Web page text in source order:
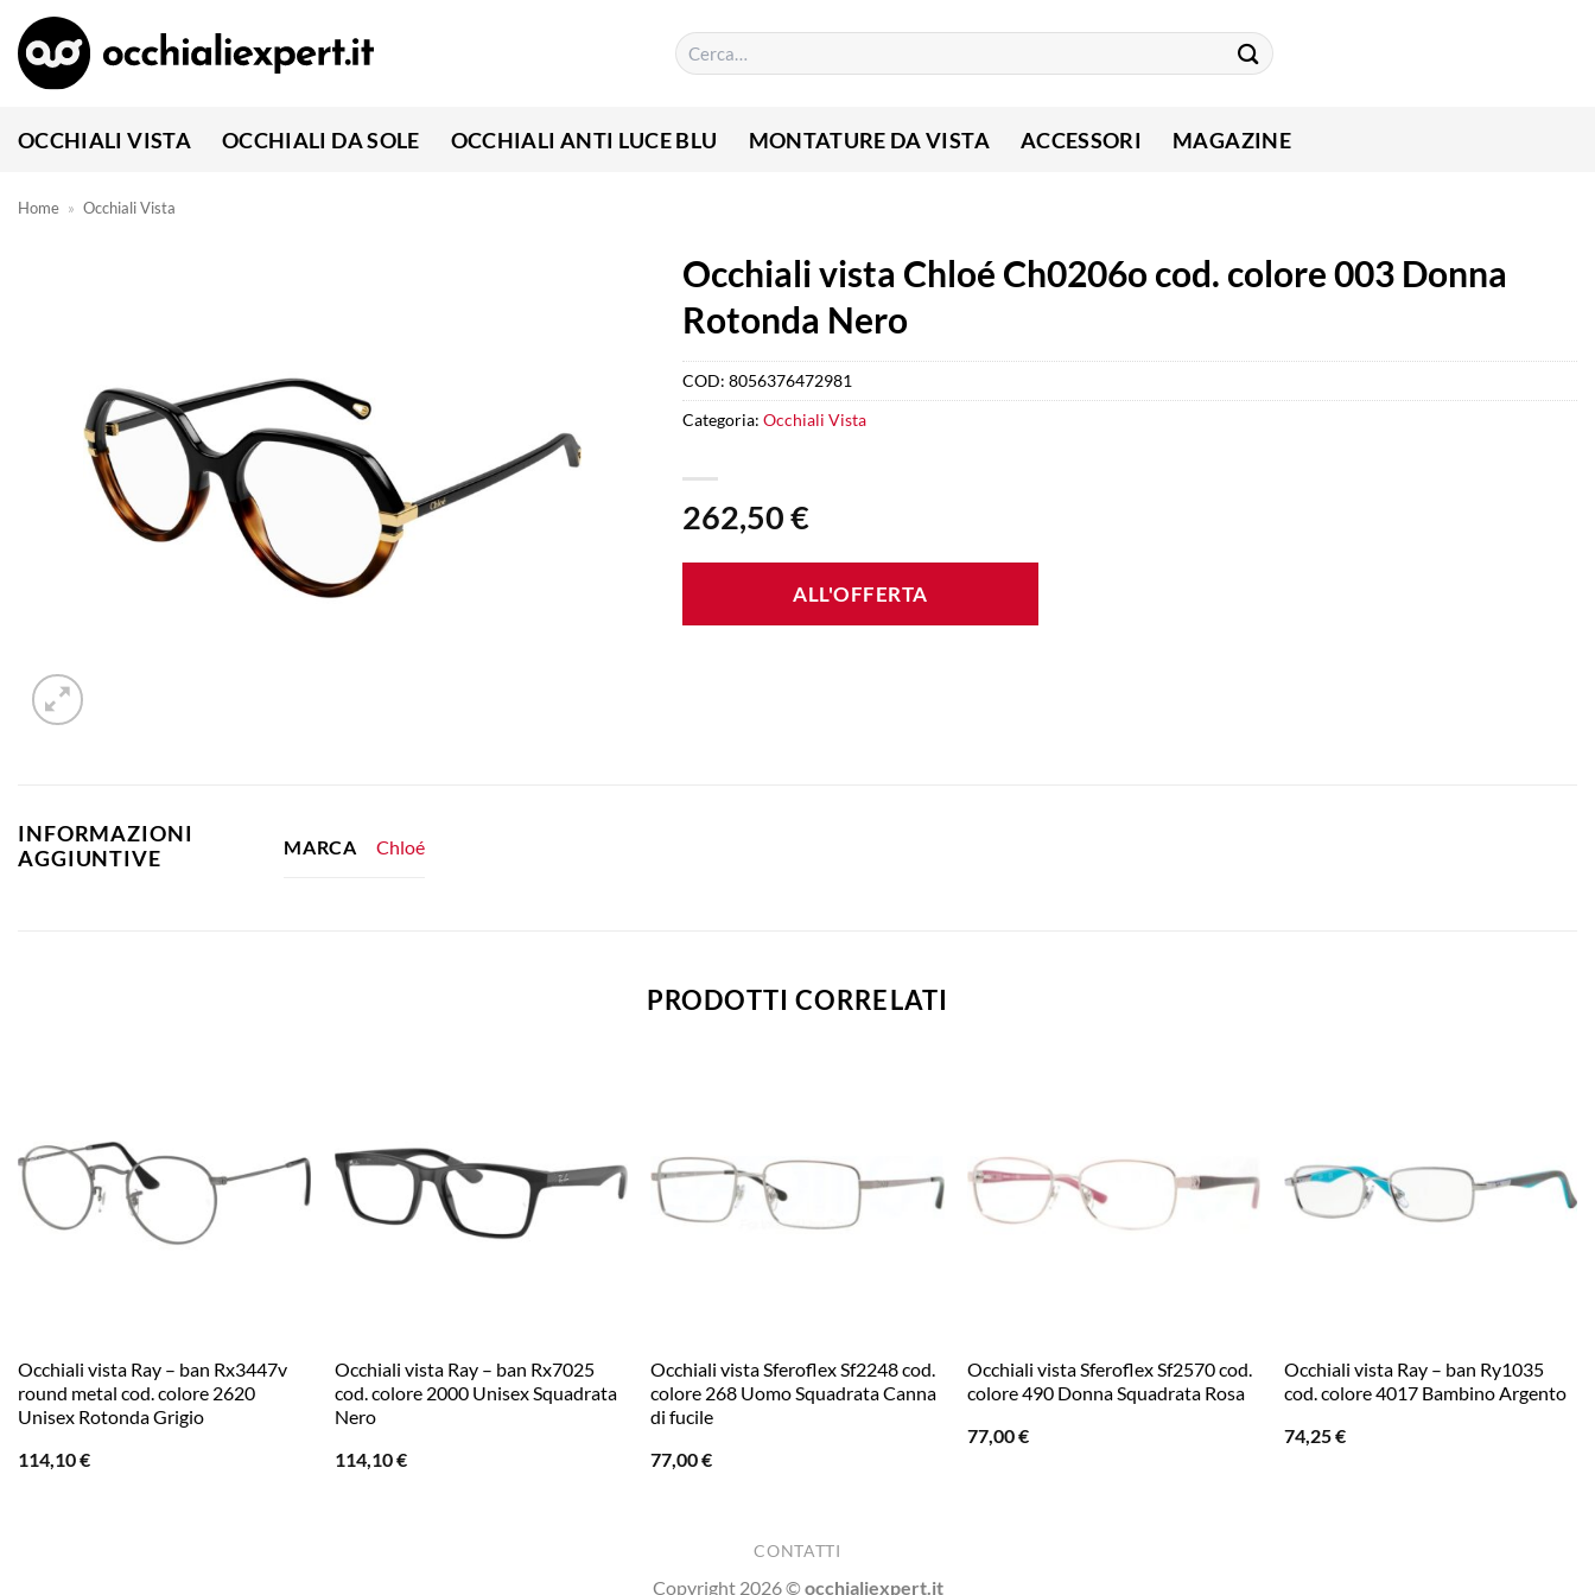
Salta
contenuti
Cerca:
OCCHIALI VISTA OCCHIALI DA SOLE OCCHIALI ANTI LUCE BLU MONTATURE DA VISTA ACCESSORI MAGAZINE
Home » Occhiali Vista
Occhiali vista Chloé Ch0206o cod. colore 003 Donna
Rotonda Nero
262,50€
ALL'OFFERTA
COD: 8056376472981
Categoria: Occhiali Vista
INFORMAZIONI
AGGIUNTIVE
MARCA Chloé
PRODOTTI CORRELATI
Occhiali vista Ray – ban Rx3447v
round metal cod. colore 2620
Unisex Rotonda Grigio
114,10€
Occhiali vista Ray – ban Rx7025
cod. colore 2000 Unisex Squadrata
Nero
114,10€
Occhiali vista Sferoflex Sf2248 cod.
colore 268 Uomo Squadrata Canna
di fucile
77,00€
Occhiali vista Sferoflex Sf2570 cod.
colore 490 Donna Squadrata Rosa
77,00€
Occhiali vista Ray – ban Ry1035
cod. colore 4017 Bambino Argento
74,25€
CONTATTI
Copyright 2026 ©occhialiexpert.it